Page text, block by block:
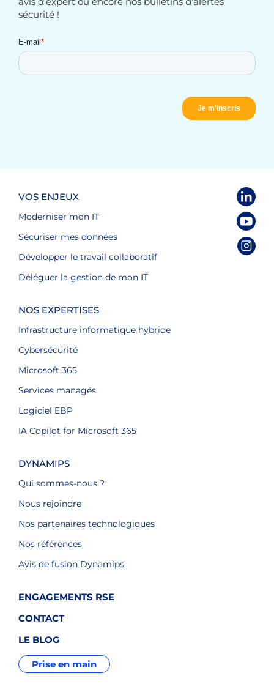
sécurité !
VOS ENJEUX
Moderniser mon IT
Sécuriser mes données
Développer le travail collaboratif
Déléguer la gestion de mon IT
NOS EXPERTISES
Infrastructure informatique hybride
Cybersécurité
Microsoft 365
Services managés
Logiciel EBP
IA Copilot for Microsoft 365
DYNAMIPS
Qui sommes-nous ?
Nous rejoindre
Nos partenaires technologiques
Nos références
Avis de fusion Dynamips
ENGAGEMENTS RSE
CONTACT
LE BLOG
Prise en main